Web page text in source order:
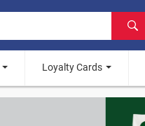
Loyalty Cards